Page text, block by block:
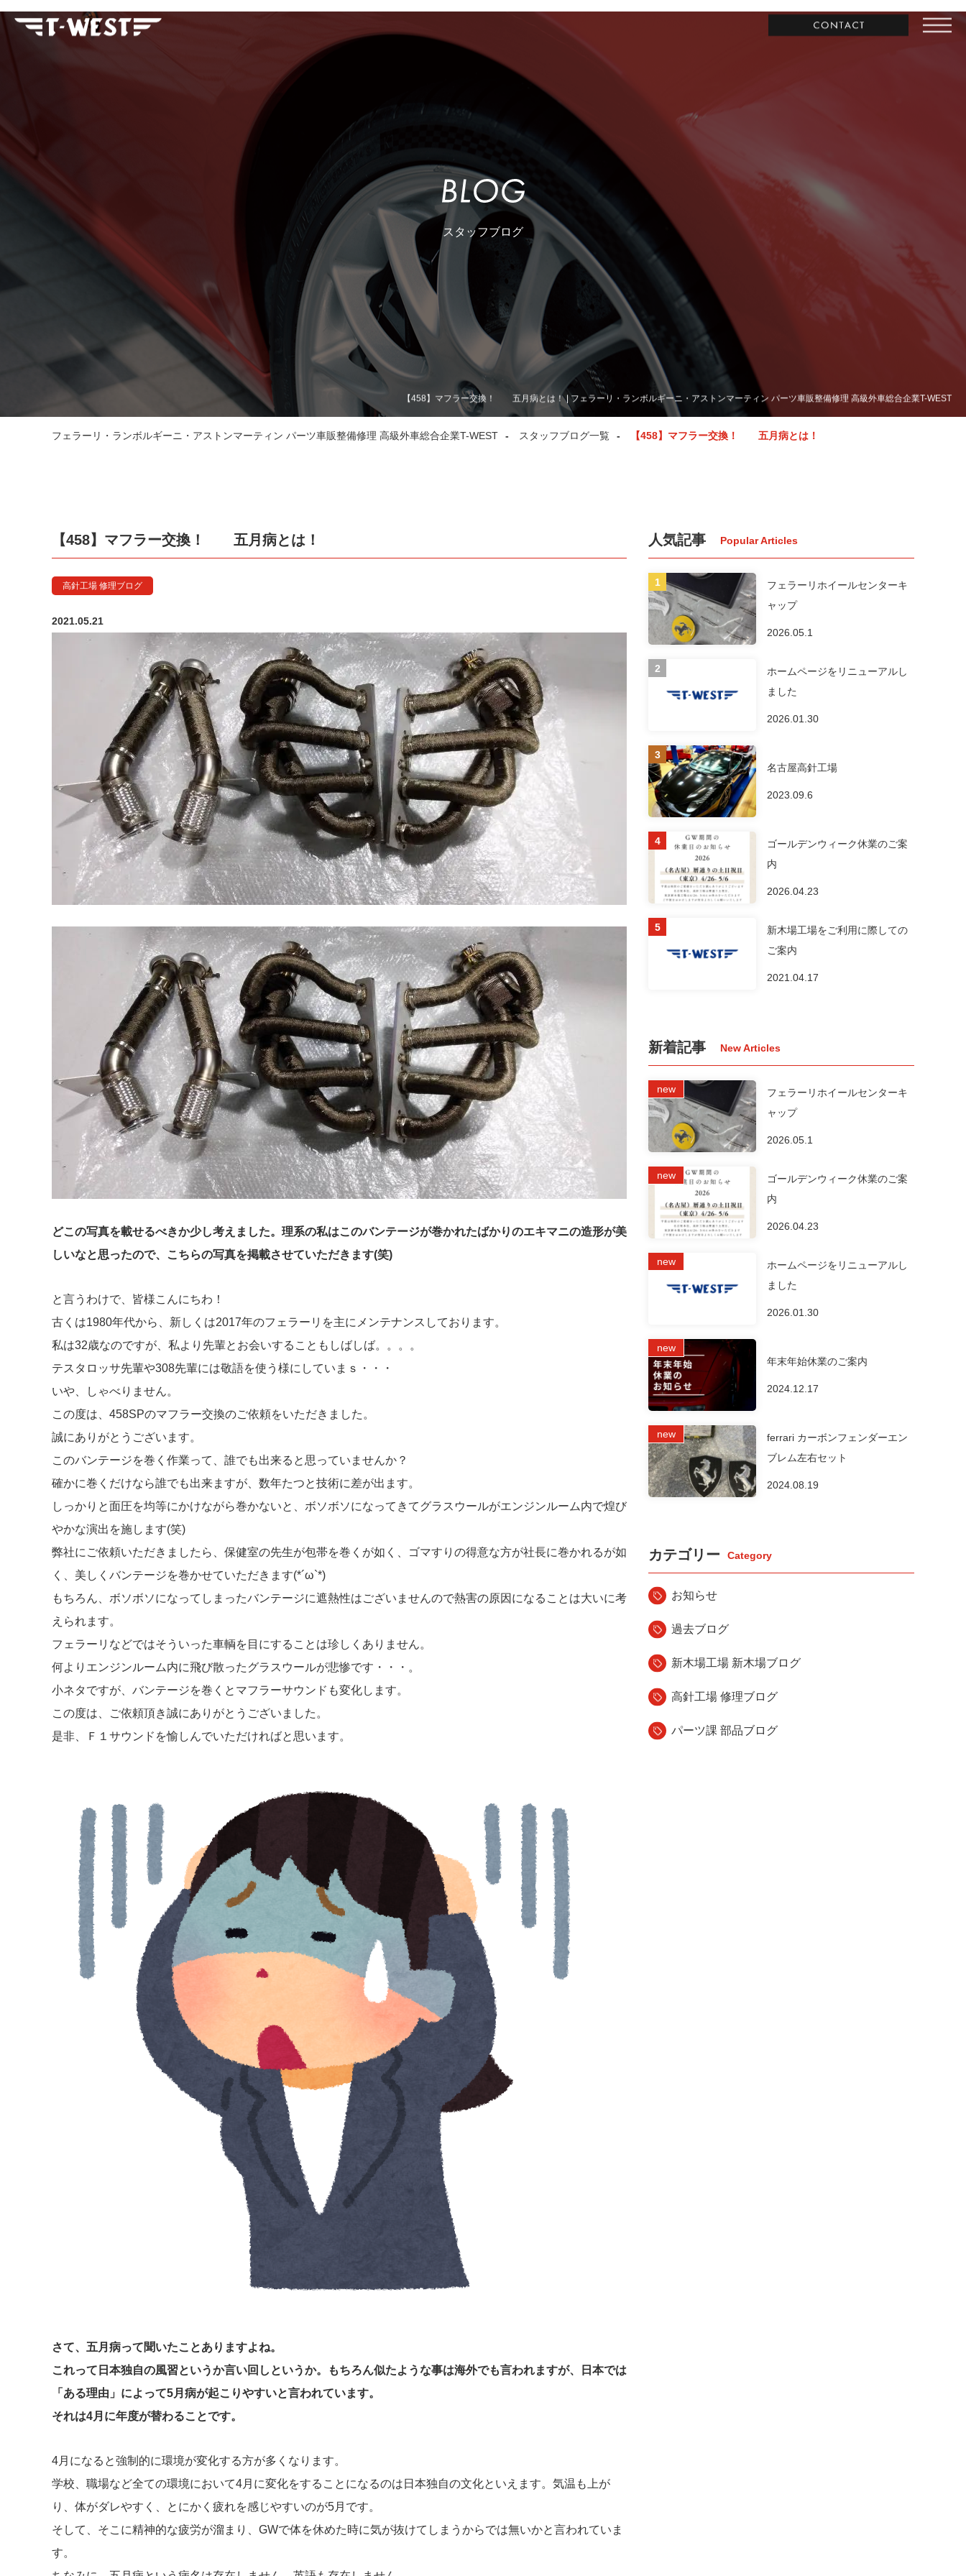
【458】マフラー交換！ 五月病とは！ | フェラーリ・ランボルギーニ・アストンマーティン パーツ車販整備修理 高級外車総合企業T-WEST
スタッフブログ
フェラーリ・ランボルギーニ・アストンマーティン パーツ車販整備修理 高級外車総合企業T-WEST スタッフブログ一覧 【458】マフラー交換！ 五月病とは！
【458】マフラー交換！ 五月病とは！
高針工場 修理ブログ
2021.05.21
どこの写真を載せるべきか少し考えました。理系の私はこのバンテージが巻かれたばかりのエキマニの造形が美
しいなと思ったので、こちらの写真を掲載させていただきます(笑)
と言うわけで、皆様こんにちわ！
古くは1980年代から、新しくは2017年のフェラーリを主にメンテナンスしております。
私は32歳なのですが、私より先輩とお会いすることもしばしば。。。。
テスタロッサ先輩や308先輩には敬語を使う様にしていまｓ・・・
いや、しゃべりません。
この度は、458SPのマフラー交換のご依頼をいただきました。
誠にありがとうございます。
このバンテージを巻く作業って、誰でも出来ると思っていませんか？
確かに巻くだけなら誰でも出来ますが、数年たつと技術に差が出ます。
しっかりと面圧を均等にかけながら巻かないと、ボソボソになってきてグラスウールがエンジンルーム内で煌び
やかな演出を施します(笑)
弊社にご依頼いただきましたら、保健室の先生が包帯を巻くが如く、ゴマすりの得意な方が社長に巻かれるが如
く、美しくバンテージを巻かせていただきます(*´ω`*)
もちろん、ボソボソになってしまったバンテージに遮熱性はございませんので熱害の原因になることは大いに考
えられます。
フェラーリなどではそういった車輌を目にすることは珍しくありません。
何よりエンジンルーム内に飛び散ったグラスウールが悲惨です・・・。
小ネタですが、バンテージを巻くとマフラーサウンドも変化します。
この度は、ご依頼頂き誠にありがとうございました。
是非、Ｆ１サウンドを愉しんでいただければと思います。
さて、五月病って聞いたことありますよね。
これって日本独自の風習というか言い回しというか。もちろん似たような事は海外でも言われますが、日本では
「ある理由」によって5月病が起こりやすいと言われています。
それは4月に年度が替わることです。
4月になると強制的に環境が変化する方が多くなります。
学校、職場など全ての環境において4月に変化をすることになるのは日本独自の文化といえます。気温も上が
り、体がダレやすく、とにかく疲れを感じやすいのが5月です。
そして、そこに精神的な疲労が溜まり、GWで体を休めた時に気が抜けてしまうからでは無いかと言われていま
す。
人気記事
フェラーリホイールセンターキ
ャップ
2026.05.1
ホームページをリニューアルし
ました
2026.01.30
名古屋高針工場
2023.09.6
ゴールデンウィーク休業のご案
内
2026.04.23
新木場工場をご利用に際しての
ご案内
2021.04.17
新着記事
フェラーリホイールセンターキ
ャップ
2026.05.1
ゴールデンウィーク休業のご案
内
2026.04.23
ホームページをリニューアルし
ました
2026.01.30
年末年始休業のご案内
2024.12.17
ferrari カーボンフェンダーエン
ブレム左右セット
2024.08.19
カテゴリー
お知らせ
過去ブログ
新木場工場 新木場ブログ
高針工場 修理ブログ
パーツ課 部品ブログ